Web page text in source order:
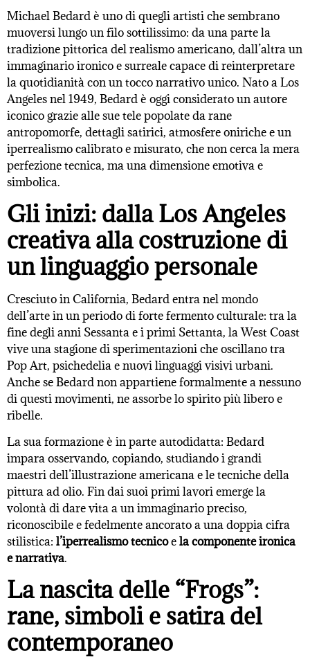
Michael Bedard è uno di quegli artisti che sembrano
muoversi lungo un filo sottilissimo: da una parte la
tradizione pittorica del realismo americano, dall’altra un
immaginario ironico e surreale capace di reinterpretare
la quotidianità con un tocco narrativo unico. Nato a Los
Angeles nel 1949, Bedard è oggi considerato un autore
iconico grazie alle sue tele popolate da rane
antropomorfe, dettagli satirici, atmosfere oniriche e un
iperrealismo calibrato e misurato, che non cerca la mera
perfezione tecnica, ma una dimensione emotiva e
simbolica.
Gli inizi: dalla Los Angeles
creativa alla costruzione di
un linguaggio personale
Cresciuto in California, Bedard entra nel mondo
dell’arte in un periodo di forte fermento culturale: tra la
fine degli anni Sessanta e i primi Settanta, la West Coast
vive una stagione di sperimentazioni che oscillano tra
Pop Art, psichedelia e nuovi linguaggi visivi urbani.
Anche se Bedard non appartiene formalmente a nessuno
di questi movimenti, ne assorbe lo spirito più libero e
ribelle.
La sua formazione è in parte autodidatta: Bedard
impara osservando, copiando, studiando i grandi
maestri dell’illustrazione americana e le tecniche della
pittura ad olio. Fin dai suoi primi lavori emerge la
volontà di dare vita a un immaginario preciso,
riconoscibile e fedelmente ancorato a una doppia cifra
stilistica: l’iperrealismo tecnicoela componente ironica
e narrativa.
La nascita delle “Frogs”:
rane, simboli e satira del
contemporaneo